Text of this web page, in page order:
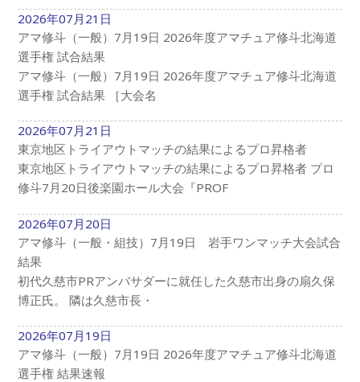
2026年07月21日
アマ修斗（一般）7月19日 2026年度アマチュア修斗北海道
選手権 試合結果
アマ修斗（一般）7月19日 2026年度アマチュア修斗北海道
選手権 試合結果 ［大会名
2026年07月21日
東京地区トライアウトマッチの結果によるプロ昇格者
東京地区トライアウトマッチの結果によるプロ昇格者 プロ
修斗7月20日後楽園ホール大会『PROF
2026年07月20日
アマ修斗（一般・組技）7月19日 岩手ワンマッチ大会試合
結果
初代久慈市PRアンバサダーに就任した久慈市出身の扇久保
博正氏。 隣は久慈市長・
2026年07月19日
アマ修斗（一般）7月19日 2026年度アマチュア修斗北海道
選手権 結果速報